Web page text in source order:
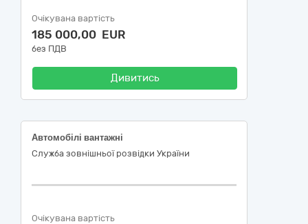
Очікувана вартість
185 000,00 EUR
без ПДВ
Дивитись
Автомобілі вантажні
Служба зовнішньої розвідки України
Очікувана вартість